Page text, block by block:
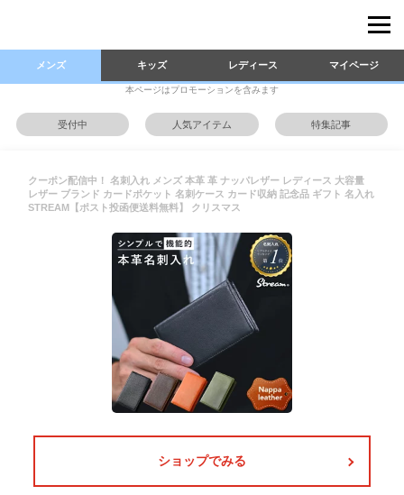
メンズ キッズ レディース マイページ
本ページはプロモーションを含みます
受付中 人気アイテム 特集記事
クーポン配信中！ 名刺入れ メンズ 本革 革 ナッパレザー レディース 大容量
レザー ブランド カードポケット 名刺ケース カード収納 記念品 ギフト 名入れ
STREAM【ポスト投函便送料無料】 クリスマス
ショップでみる